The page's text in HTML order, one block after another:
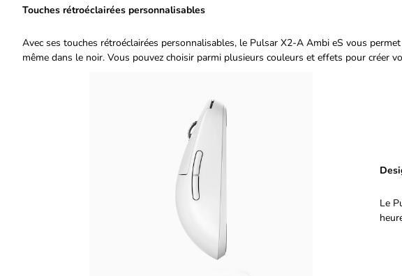
Touches rétroéclairées personnalisables
Avec ses touches rétroéclairées personnalisables, le Pulsar X2-A Ambi eS vous
même dans le noir. Vous pouvez choisir parmi plusieurs couleurs et effets pour créer
Le